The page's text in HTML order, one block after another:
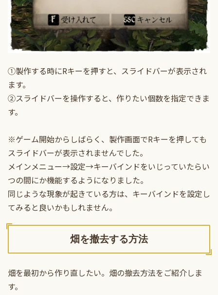
①製作する時にRキーを押すと、スライドバーが表示され
ます。
②スライドバーを操作すると、作りたい個数を指定できま
す。
※ゲーム開始からしばらく、製作画面でRキーを押しても
スライドバーが表示されませんでした。
メインメニュー→設定→キーバインドをいじっていたらい
つの間にか機能するようになりました。
同じような現象が起きている方は、キーバインドを設定し
てみると良いかもしれません。
畑を撤去する方法
畑を最初から作り直したい。畑の撤去方法をご紹介しま
す。